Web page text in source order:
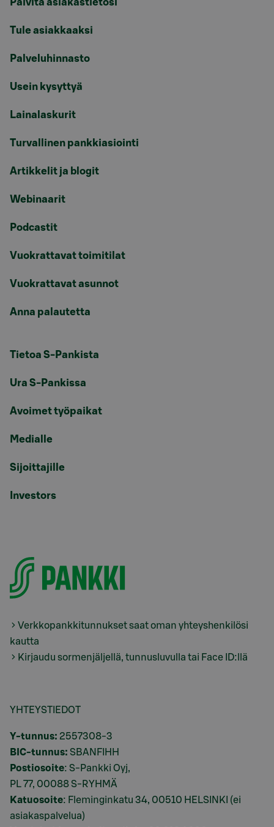
Päivitä asiakastietosi
Tule asiakkaaksi
Palveluhinnasto
Usein kysyttyä
Lainalaskurit
Turvallinen pankkiasiointi
Artikkelit ja blogit
Webinaarit
Podcastit
Vuokrattavat toimitilat
Vuokrattavat asunnot
Anna palautetta
Tietoa S-Pankista
Ura S-Pankissa
Avoimet työpaikat
Medialle
Sijoittajille
Investors
Verkkopankkitunnukset saat oman yhteyshenkilösi
kautta
Kirjaudu sormenjäljellä, tunnusluvulla tai Face ID:llä
YHTEYSTIEDOT
Y-tunnus: 2557308-3
BIC-tunnus: SBANFIHH
Postiosoite: S-Pankki Oyj,
PL 77, 00088 S-RYHMÄ
Katuosoite: Fleminginkatu 34, 00510 HELSINKI (ei
asiakaspalvelua)